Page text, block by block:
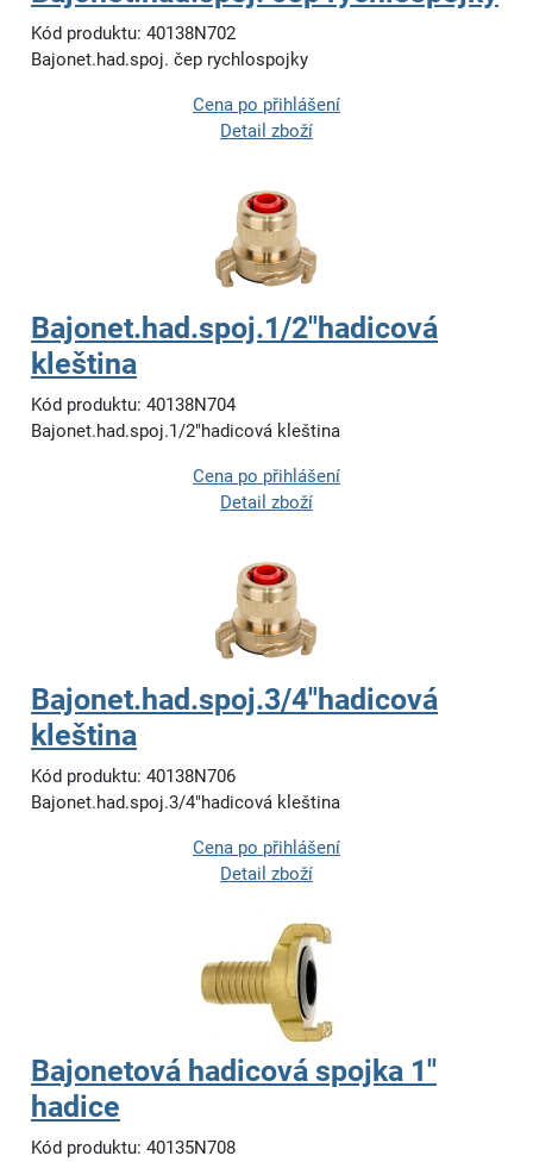
Kód produktu: 40138N702
Bajonet.had.spoj. čep rychlospojky
Cena po přihlášení
Detail zboží
Bajonet.had.spoj.1/2"hadicová
kleština
Kód produktu: 40138N704
Bajonet.had.spoj.1/2"hadicová kleština
Cena po přihlášení
Detail zboží
Bajonet.had.spoj.3/4"hadicová
kleština
Kód produktu: 40138N706
Bajonet.had.spoj.3/4"hadicová kleština
Cena po přihlášení
Detail zboží
Bajonetová hadicová spojka 1"
hadice
Kód produktu: 40135N708